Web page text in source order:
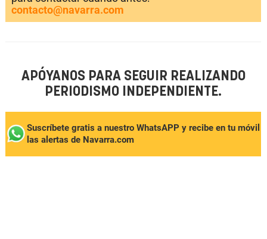
contacto@navarra.com
APÓYANOS PARA SEGUIR REALIZANDO
PERIODISMO INDEPENDIENTE.
Suscríbete gratis a nuestro WhatsAPP y recibe en tu móvil
las alertas de Navarra.com